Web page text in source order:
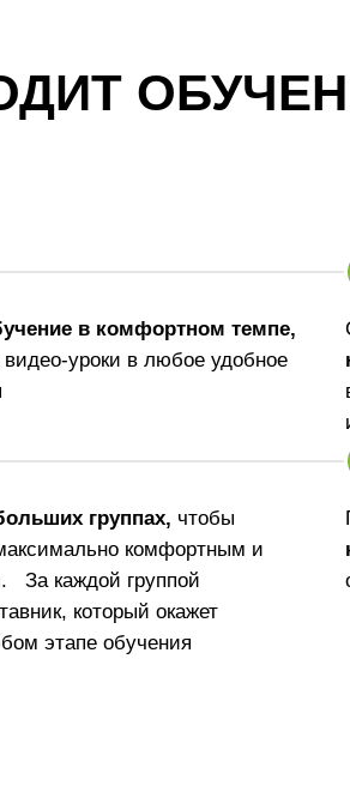
в комфортном темпе,
уроки в любое удобное
группах, чтобы
комфортным и
За каждой группой
который окажет
этапе обучения